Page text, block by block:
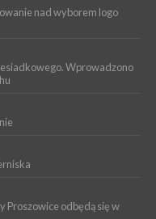
Przyrodnicze
z cyklu „Wakacyjne
nad wyborem logo
Wprowadzono
Proszowice odbędą się w